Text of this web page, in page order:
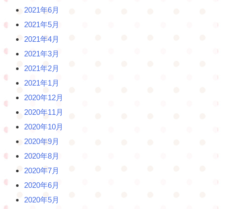
2021年6月
2021年5月
2021年4月
2021年3月
2021年2月
2021年1月
2020年12月
2020年11月
2020年10月
2020年9月
2020年8月
2020年7月
2020年6月
2020年5月